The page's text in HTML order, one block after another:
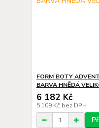
FORM BOTY
BARVA HNĚDÁ
6 182 Kč
5 109 Kč bez DPH